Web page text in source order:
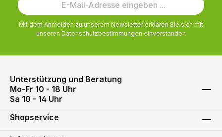
Mit dem Anmelden zu unserem Newsletter erklären Sie sich mit
unseren Datenschutzbestimmungen einverstanden
Unterstützung und Beratung
Mo-Fr 10 - 18 Uhr
Sa 10 - 14 Uhr
Shopservice